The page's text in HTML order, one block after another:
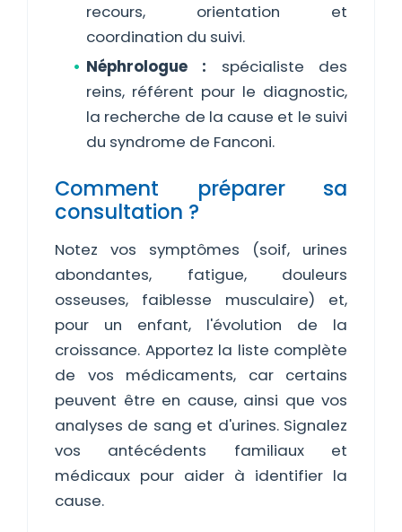
recours, orientation et
coordination du suivi.
Néphrologue : spécialiste des
reins, référent pour le diagnostic,
la recherche de la cause et le suivi
du syndrome de Fanconi.
Comment préparer sa
consultation ?
Notez vos symptômes (soif, urines
abondantes, fatigue, douleurs
osseuses, faiblesse musculaire) et,
pour un enfant, l'évolution de la
croissance. Apportez la liste complète
de vos médicaments, car certains
peuvent être en cause, ainsi que vos
analyses de sang et d'urines. Signalez
vos antécédents familiaux et
médicaux pour aider à identifier la
cause.